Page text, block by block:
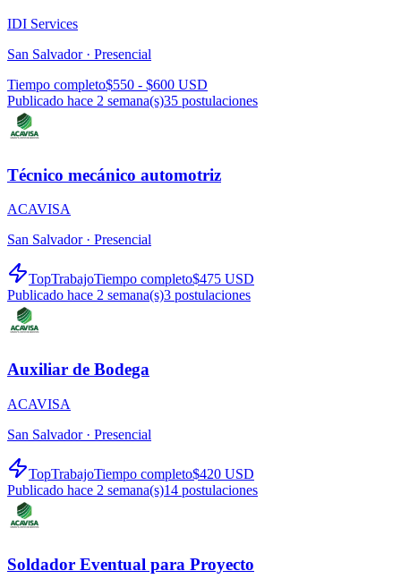
IDI Services
San Salvador · Presencial
Tiempo completo$550 - $600 USD
Publicado hace 2 semana(s)35 postulaciones
Técnico mecánico automotriz
ACAVISA
San Salvador · Presencial
TopTrabajoTiempo completo$475 USD
Publicado hace 2 semana(s)3 postulaciones
Auxiliar de Bodega
ACAVISA
San Salvador · Presencial
TopTrabajoTiempo completo$420 USD
Publicado hace 2 semana(s)14 postulaciones
Soldador Eventual para Proyecto